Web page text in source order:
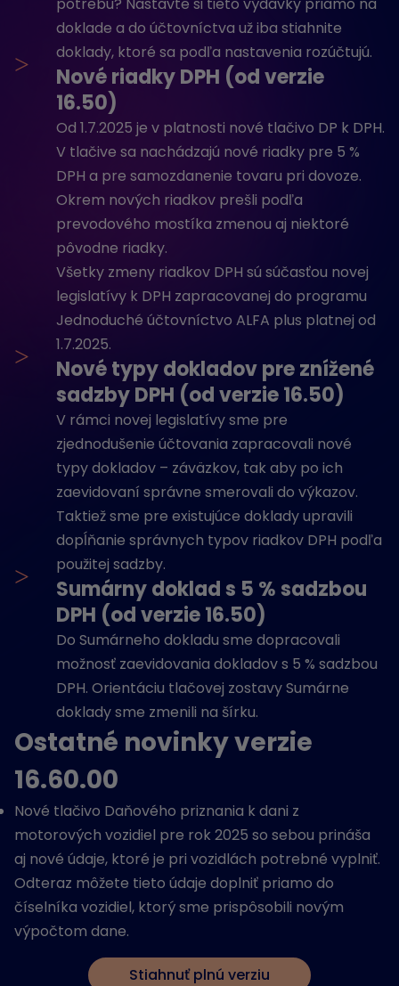
doklade a do účtovníctva už iba stiahnite
doklady, ktoré sa podľa nastavenia rozúčtujú.
>
Nové riadky DPH (od verzie
16.50)
Od 1.7.2025 je v platnosti nové tlačivo DP k DPH.
V tlačive sa nachádzajú nové riadky pre 5 %
DPH a pre samozdanenie tovaru pri dovoze.
Okrem nových riadkov prešli podľa
prevodového mostíka zmenou aj niektoré
pôvodne riadky.
Všetky zmeny riadkov DPH sú súčasťou novej
legislatívy k DPH zapracovanej do programu
Jednoduché účtovníctvo ALFA plus platnej od
1.7.2025.
>
Nové typy dokladov pre znížené
sadzby DPH (od verzie 16.50)
V rámci novej legislatívy sme pre
zjednodušenie účtovania zapracovali nové
typy dokladov – záväzkov, tak aby po ich
zaevidovaní správne smerovali do výkazov.
Taktiež sme pre existujúce doklady upravili
dopĺňanie správnych typov riadkov DPH podľa
použitej sadzby.
>
Sumárny doklad s 5 % sadzbou
DPH (od verzie 16.50)
Do Sumárneho dokladu sme dopracovali
možnosť zaevidovania dokladov s 5 % sadzbou
DPH. Orientáciu tlačovej zostavy Sumárne
doklady sme zmenili na šírku.
Ostatné novinky verzie
16.60.00
Nové tlačivo Daňového priznania k dani z
motorových vozidiel pre rok 2025 so sebou prináša
aj nové údaje, ktoré je pri vozidlách potrebné vyplniť.
Odteraz môžete tieto údaje doplniť priamo do
číselníka vozidiel, ktorý sme prispôsobili novým
výpočtom dane.
Stiahnuť plnú verziu